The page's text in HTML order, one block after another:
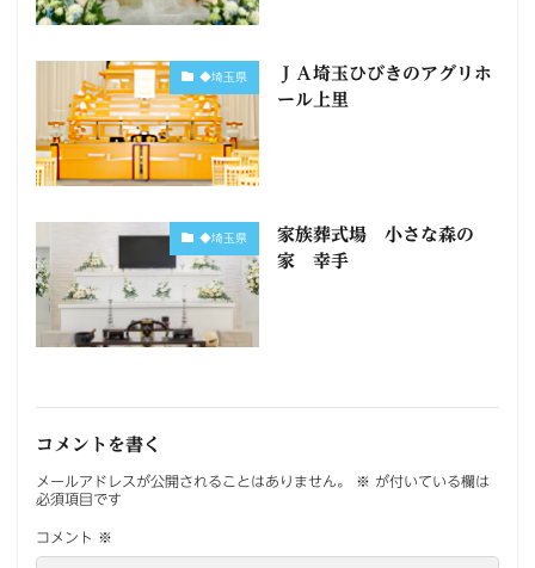
◆埼玉県
ＪＡ埼玉ひびきのアグリホ
ール上里
◆埼玉県
家族葬式場 小さな森の
家 幸手
コメントを書く
メールアドレスが公開されることはありません。 ※ が付いている欄は
必須項目です
コメント ※